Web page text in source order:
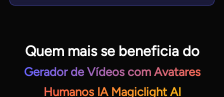
Quem mais se beneficia do
Gerador de Vídeos com Avatares
Humanos IA Magiclight AI